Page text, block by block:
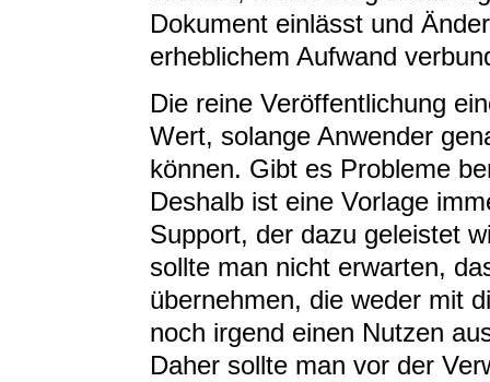
Dokument einlässt und
erheblichem Aufwand
Die reine Veröffentlichung
Wert, solange Anwender
können. Gibt es Probleme
Deshalb ist eine Vorlage
Support, der dazu geleistet
sollte man nicht erwarten,
übernehmen, die weder mit
noch irgend einen Nutzen
Daher sollte man vor der